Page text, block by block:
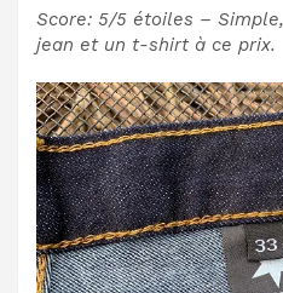
Score: 5/5 étoiles –
jean et un t-shirt à ce prix.